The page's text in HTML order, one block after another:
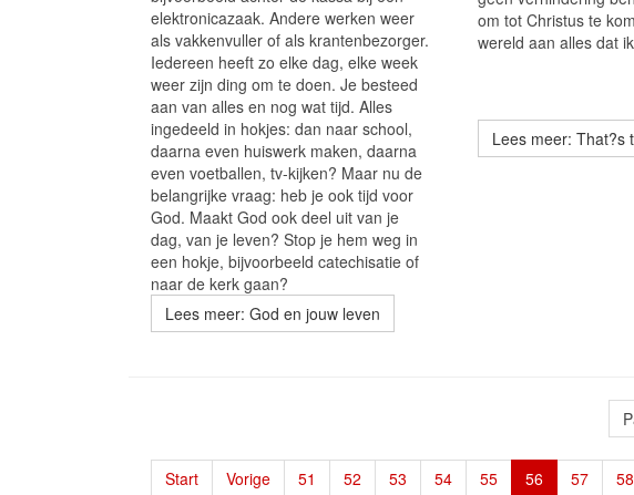
elektronicazaak. Andere werken weer
als vakkenvuller of als krantenbezorger.
Iedereen heeft zo elke dag, elke week
weer zijn ding om te doen. Je besteed
aan van alles en nog wat tijd. Alles
ingedeeld in hokjes: dan naar school,
daarna even huiswerk maken, daarna
even voetballen, tv-kijken? Maar nu de
belangrijke vraag: heb je ook tijd voor
God. Maakt God ook deel uit van je
dag, van je leven? Stop je hem weg in
een hokje, bijvoorbeeld catechisatie of
naar de kerk gaan?
Lees meer: God en jouw leven
om tot Christus te
wereld aan alles dat
Lees meer: That?s
Start Vorige 51 52 53 54 55 56 57 58